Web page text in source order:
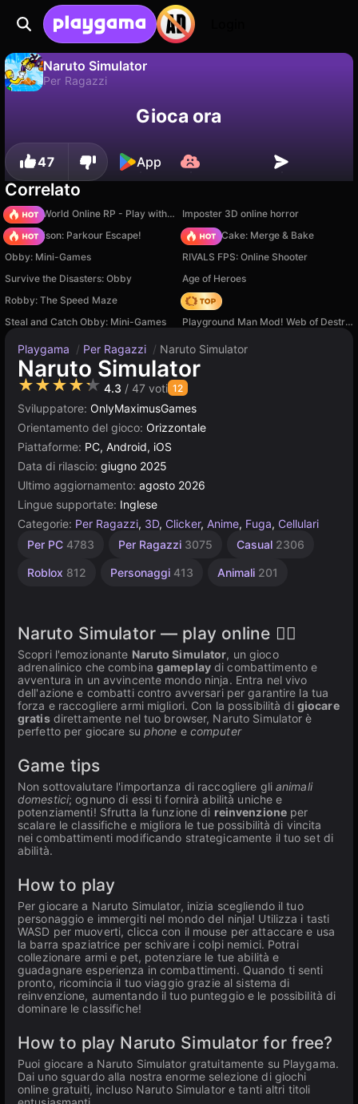
Naruto Simulator
Per Ragazzi
Salva i progressi!Gioca ora
47 App
Correlato
Sprunki World Online RP - Play with Friends!
Imposter 3D online horror
Barry Prison: Parkour Escape!
Piece of Cake: Merge & Bake
Obby: Mini-Games
RIVALS FPS: Online Shooter
Survive the Disasters: Obby
Age of Heroes
Robby: The Speed Maze
Hedgies
Steal and Catch Obby: Mini-Games
Playground Man Mod! Web of Destruction!
Playgama / Per Ragazzi / Naruto Simulator
Naruto Simulator
★★★★★ 4.3 / 47 voti 12
Sviluppatore: OnlyMaximusGames
Orientamento del gioco: Orizzontale
Piattaforme: PC, Android, iOS
Data di rilascio: giugno 2025
Ultimo aggiornamento: agosto 2026
Lingue supportate: Inglese
Categorie: Per Ragazzi, 3D, Clicker, Anime, Fuga, Cellulari
Per PC 4783 Per Ragazzi 3075 Casual 2306
Roblox 812 Personaggi 413 Animali 201
Senza
2849
Desktop
Alta
3571
Browser
Unity
3175
Naruto Simulator — play online 🏋️‍♂️
Scopri l'emozionante Naruto Simulator, un gioco
adrenalinico che combina gameplaydi combattimento e
avventura in un avvincente mondo ninja. Entra nel vivo
dell'azione e combatti contro avversari per garantire la tua
forza e raccogliere armi migliori. Con la possibilità di giocare
gratisdirettamente nel tuo browser, Naruto Simulator è
perfetto per giocare su phone e computer
Game tips
Non sottovalutare l'importanza di raccogliere gli animali
domestici; ognuno di essi ti fornirà abilità uniche e
potenziamenti! Sfrutta la funzione di reinvenzione per
scalare le classifiche e migliora le tue possibilità di vincita
nei combattimenti modificando strategicamente il tuo set di
abilità.
How to play
Per giocare a Naruto Simulator, inizia scegliendo il tuo
personaggio e immergiti nel mondo del ninja! Utilizza i tasti
WASD per muoverti, clicca con il mouse per attaccare e usa
la barra spaziatrice per schivare i colpi nemici. Potrai
collezionare armi e pet, potenziare le tue abilità e
guadagnare esperienza in combattimenti. Quando ti senti
pronto, ricomincia il tuo viaggio grazie al sistema di
reinvenzione, aumentando il tuo punteggio e le possibilità di
dominare le classifiche!
How to play Naruto Simulator for free?
Puoi giocare a Naruto Simulator gratuitamente su Playgama.
Dai uno sguardo alla nostra enorme selezione di giochi
online gratuiti, incluso Naruto Simulator e tanti altri titoli